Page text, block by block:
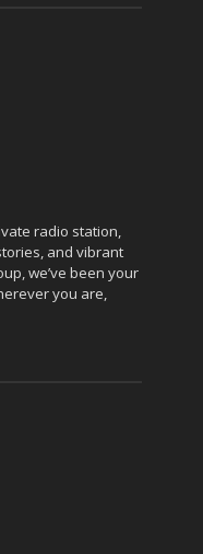
radio station,
and vibrant
we’ve been your
you are,